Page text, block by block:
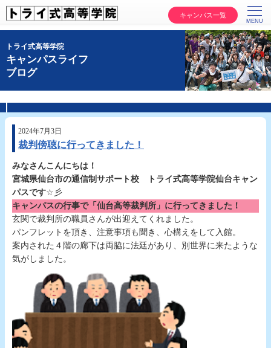
キャンパス一覧
トライ式高等学院
キャンパスライフ
ブログ
2024年7月3日
裁判傍聴に行ってきました！
みなさんこんにちは！
宮城県仙台市の通信制サポート校 トライ式高等学院仙台キャン
パスです☆彡
キャンパスの行事で「仙台高等裁判所」に行ってきました！
玄関で裁判所の職員さんが出迎えてくれました。
パンフレットを頂き、注意事項も聞き、心構えをして入館。
案内された４階の廊下は両脇に法廷があり、別世界に来たような
気がしました。